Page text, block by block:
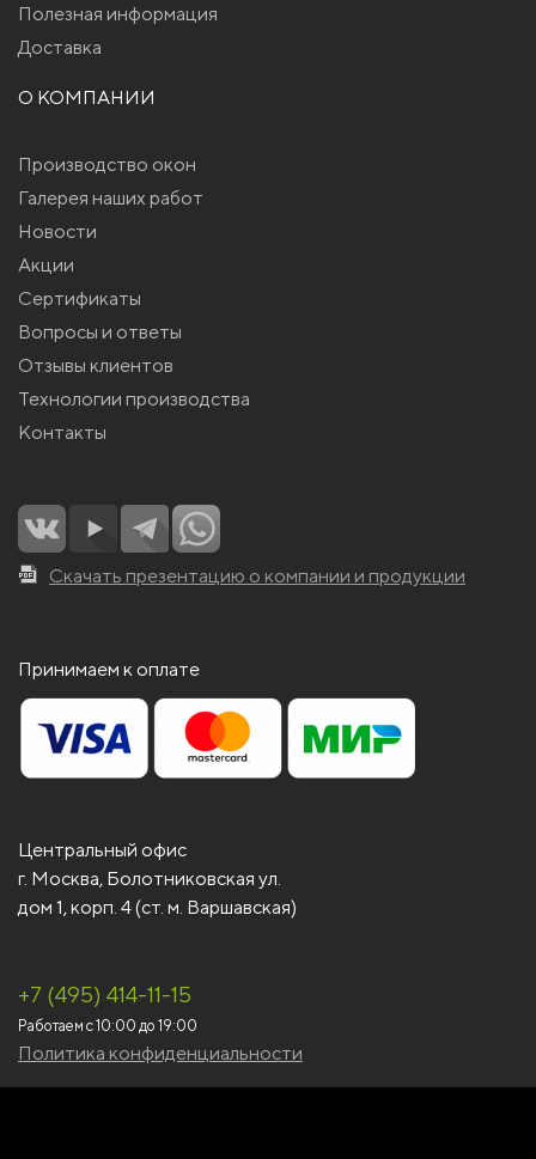
Полезная информация
Доставка
О КОМПАНИИ
Производство окон
Галерея наших работ
Новости
Акции
Сертификаты
Вопросы и ответы
Отзывы клиентов
Технологии производства
Контакты
Скачать презентацию о компании и продукции
Принимаем к оплате
Центральный офис
г. Москва, Болотниковская ул.
дом 1, корп. 4 (ст. м. Варшавская)
+7 (495) 414-11-15
Работаем с 10:00 до 19:00
Политика конфиденциальности